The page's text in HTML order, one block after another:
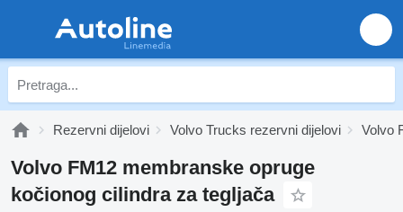
Rezervni dijelovi Volvo Trucks rezervni dijelovi Volvo
Volvo FM12 membranske opruge
kočionog cilindra za tegljača